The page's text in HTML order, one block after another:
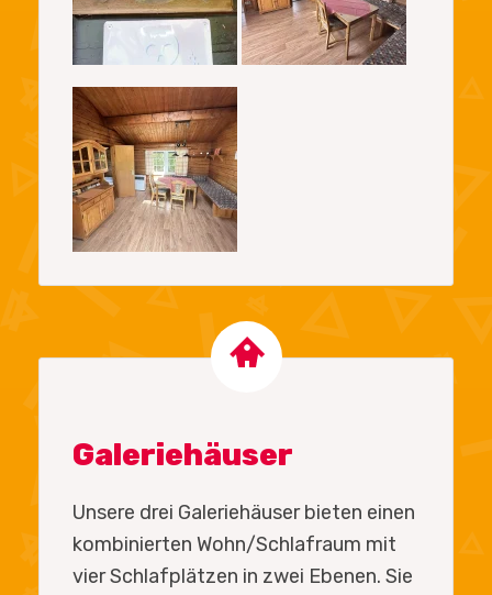
Galeriehäuser
Unsere drei Galeriehäuser bieten einen
kombinierten Wohn/Schlafraum mit
vier Schlafplätzen in zwei Ebenen. Sie